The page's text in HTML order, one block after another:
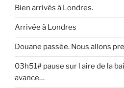
Bien arrivés à Londres.
Arrivée à Londres
Douane passée. Nous allons
03h51# pause sur l aire de la
avance…